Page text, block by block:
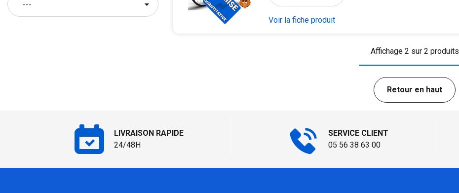
Voir la fiche produit
Affichage 2 sur 2 produits
Retour en haut
LIVRAISON RAPIDE
24/48H
SERVICE CLIENT
05 56 38 63 00